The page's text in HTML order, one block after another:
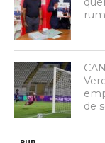
de